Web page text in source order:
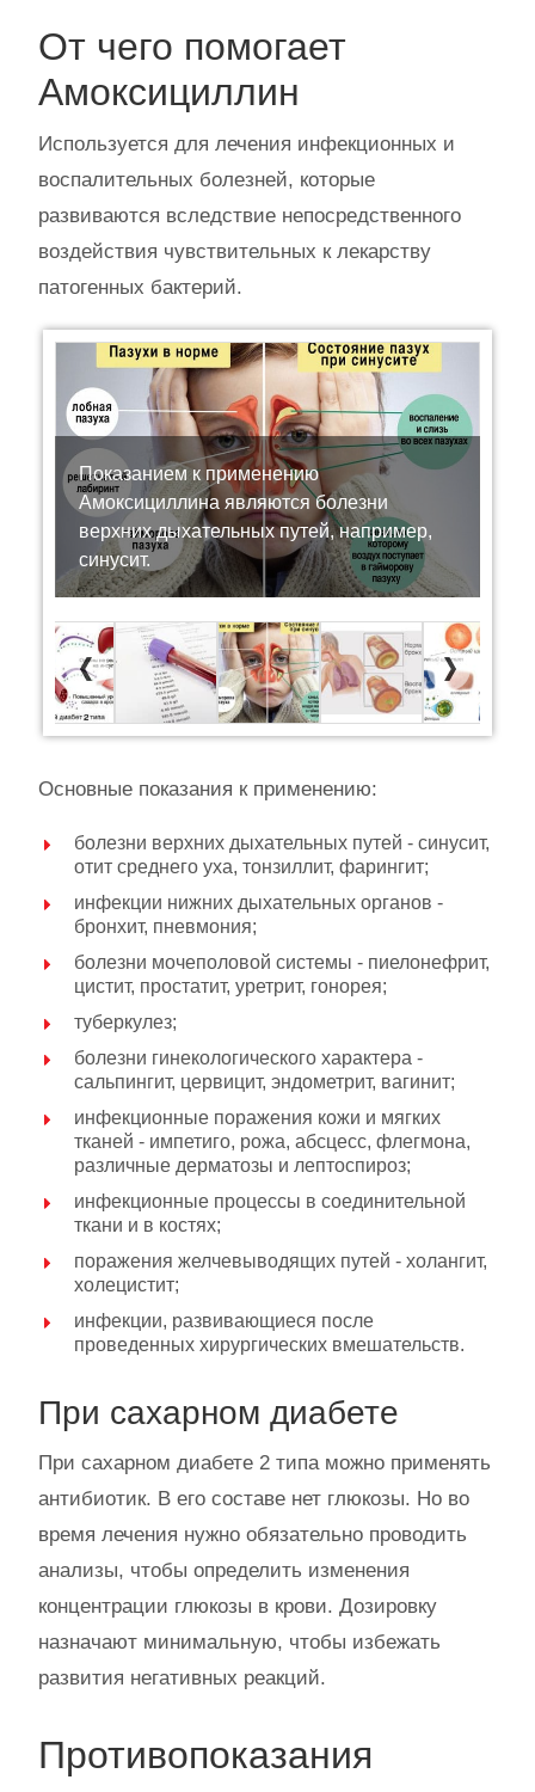
От чего помогает
Амоксициллин
Используется для лечения инфекционных и
воспалительных болезней, которые
развиваются вследствие непосредственного
воздействия чувствительных к лекарству
патогенных бактерий.
Показанием к применению
Амоксициллина являются болезни
верхних дыхательных путей, например,
синусит.
Previous Next
Основные показания к применению:
болезни верхних дыхательных путей - синусит,
отит среднего уха, тонзиллит, фарингит;
инфекции нижних дыхательных органов -
бронхит, пневмония;
болезни мочеполовой системы - пиелонефрит,
цистит, простатит, уретрит, гонорея;
туберкулез;
болезни гинекологического характера -
сальпингит, цервицит, эндометрит, вагинит;
инфекционные поражения кожи и мягких
тканей - импетиго, рожа, абсцесс, флегмона,
различные дерматозы и лептоспироз;
инфекционные процессы в соединительной
ткани и в костях;
поражения желчевыводящих путей - холангит,
холецистит;
инфекции, развивающиеся после
проведенных хирургических вмешательств.
При сахарном диабете
При сахарном диабете 2 типа можно применять
антибиотик. В его составе нет глюкозы. Но во
время лечения нужно обязательно проводить
анализы, чтобы определить изменения
концентрации глюкозы в крови. Дозировку
назначают минимальную, чтобы избежать
развития негативных реакций.
Противопоказания